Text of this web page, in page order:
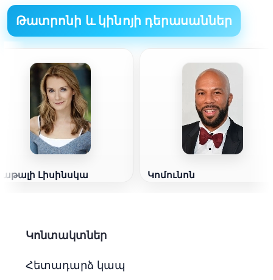
Թատրոնի և կինոյի դերասաններ
Լիսինսկա Կոմունոն
Կոնտակտներ
Հետադարձ կապ